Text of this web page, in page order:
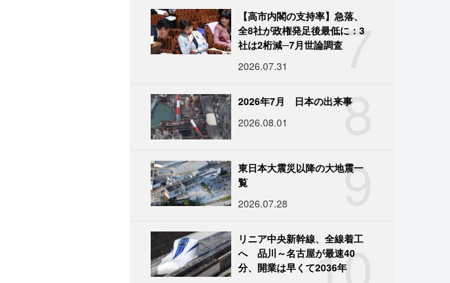
7
【高市内閣の支持率】急落、
全8社が政権発足後最低に：3
社は2桁減─7月世論調査
2026.07.31
8
2026年7月 日本の出来事
2026.08.01
9
東日本大震災以降の大地震一
覧
2026.07.28
10
リニア中央新幹線、全線着工
へ 品川～名古屋が最速40
分、開業は早くて2036年